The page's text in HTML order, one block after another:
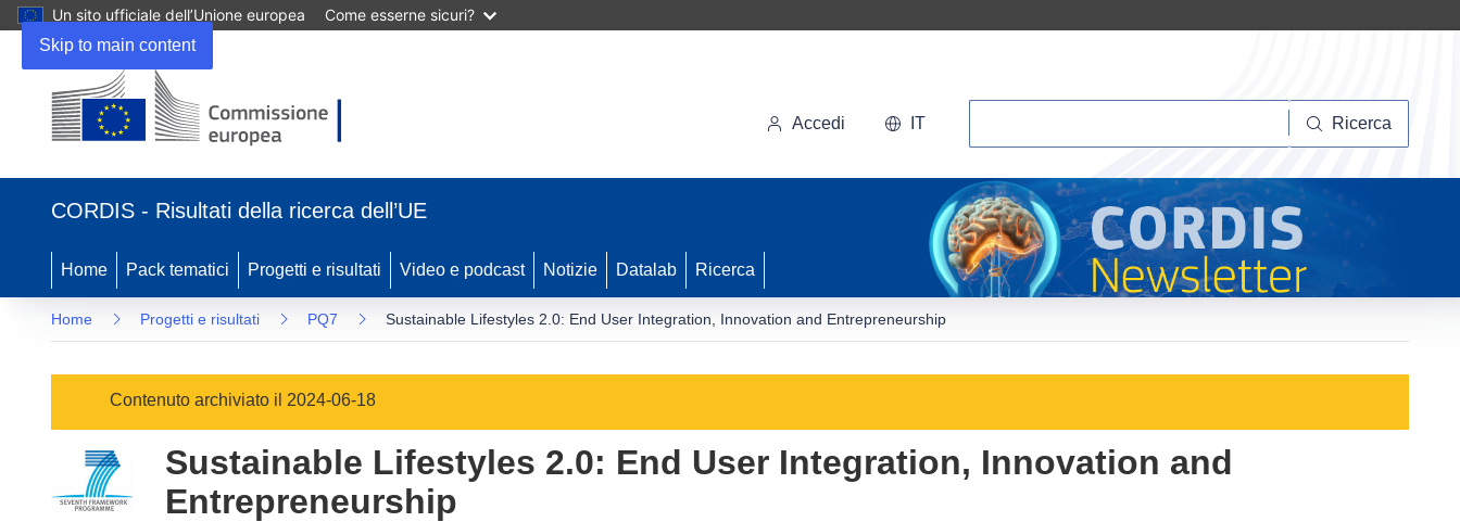
Skip to main content
Un sito ufficiale dell’Unione europea Come esserne sicuri?
in
nuova
finestra)
Accedi IT Ricerca
CORDIS - Risultati della ricerca dell’UE
Home Pack tematici Progetti e risultati Video e podcast Notizie Datalab Ricerca
Home Progetti e risultati PQ7 Sustainable Lifestyles 2.0: End User Integration, Innovation and Entrepreneurship
Contenuto archiviato il 2024-06-18
Sustainable Lifestyles 2.0: End User Integration, Innovation and
Entrepreneurship